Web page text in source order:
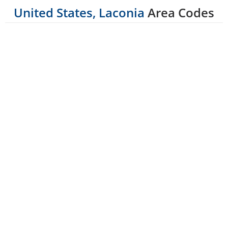
United States, Laconia Area Codes